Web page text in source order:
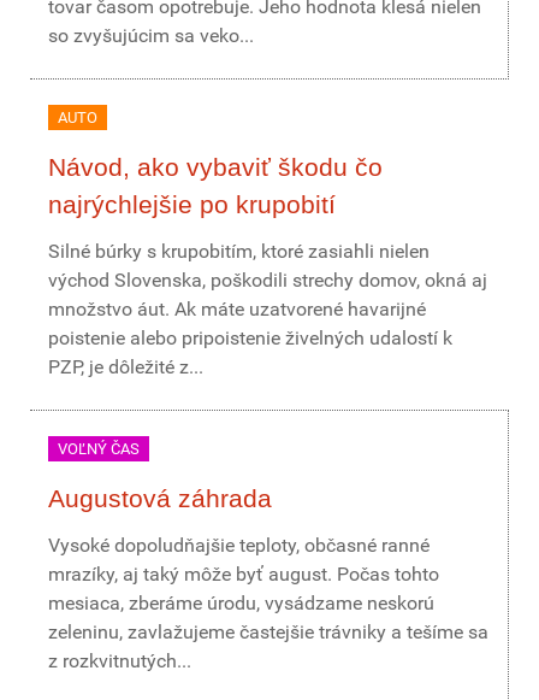
tovar časom opotrebuje. Jeho hodnota klesá nielen
so zvyšujúcim sa veko...
AUTO
Návod, ako vybaviť škodu čo
najrýchlejšie po krupobití
Silné búrky s krupobitím, ktoré zasiahli nielen
východ Slovenska, poškodili strechy domov, okná aj
množstvo áut. Ak máte uzatvorené havarijné
poistenie alebo pripoistenie živelných udalostí k
PZP, je dôležité z...
VOĽNÝ ČAS
Augustová záhrada
Vysoké dopoludňajšie teploty, občasné ranné
mrazíky, aj taký môže byť august. Počas tohto
mesiaca, zberáme úrodu, vysádzame neskorú
zeleninu, zavlažujeme častejšie trávniky a tešíme sa
z rozkvitnutých...